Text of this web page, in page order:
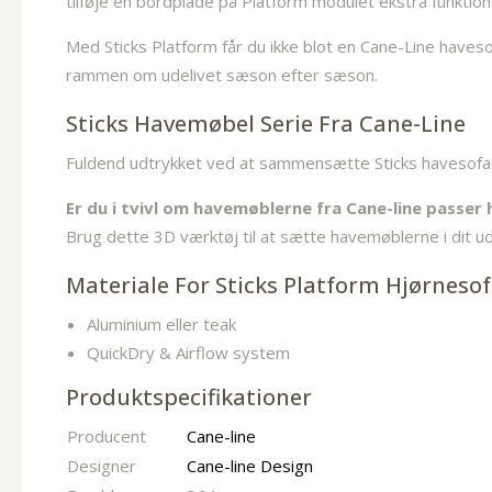
Med Sticks Platform får du ikke blot en Cane-Line
rammen om udelivet sæson efter sæson.
Sticks Havemøbel Serie Fra Cane-Line
Fuldend udtrykket ved at sammensætte Sticks
Er du i tvivl om havemøblerne fra Cane-line passer
Brug dette 3D værktøj til at sætte havemøblerne i dit
Materiale For Sticks Platform
Aluminium eller teak
QuickDry & Airflow system
Produktspecifikationer
Producent
Cane-line
Designer
Cane-line Design